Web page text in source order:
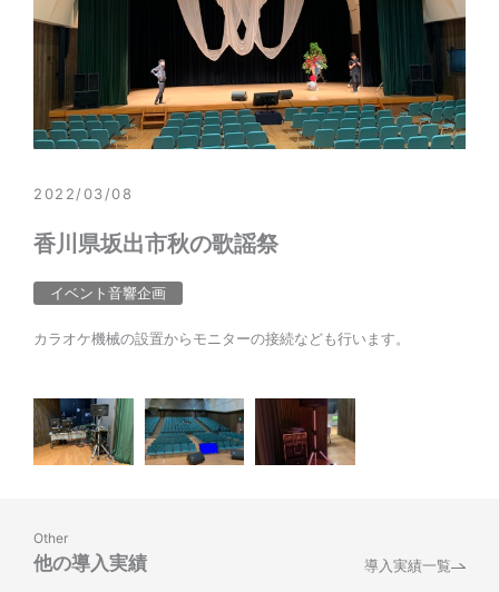
2022/03/08
香川県坂出市秋の歌謡祭
イベント音響企画
カラオケ機械の設置からモニターの接続なども行います。
Other
他の導入実績 導入実績一覧